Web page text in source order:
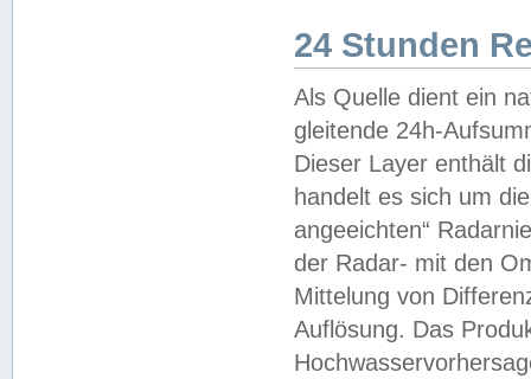
24 Stunden
Als Quelle dient ein
gleitende 24h-
Dieser Layer enthält
handelt es sich um
angeeichten“
der Radar- mit den
Mittelung von
Auflösung. Das